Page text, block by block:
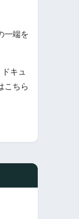
一端を
キュ
こちら